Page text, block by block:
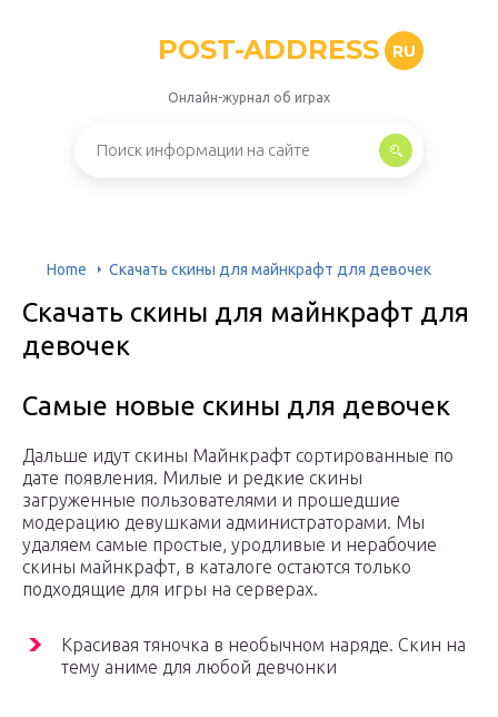
POST-ADDRESS RU
Онлайн-журнал об играх
Home Скачать скины для майнкрафт для девочек
Скачать скины для майнкрафт для
девочек
Самые новые скины для девочек
Дальше идут скины Майнкрафт сортированные по
дате появления. Милые и редкие скины
загруженные пользователями и прошедшие
модерацию девушками администраторами. Мы
удаляем самые простые, уродливые и нерабочие
скины майнкрафт, в каталоге остаются только
подходящие для игры на серверах.
Красивая тяночка в необычном наряде. Скин на
тему аниме для любой девчонки